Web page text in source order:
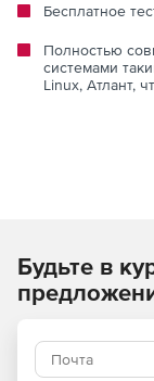
Бесплатное
Полностью
системами
Linux, Атлант,
Будьте в